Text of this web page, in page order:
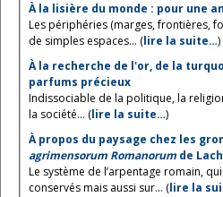
À la lisière du monde : pour une
Les périphéries (marges, frontières,
de simples espaces... (lire la suite…)
À la recherche de l'or, de la
parfums précieux
Indissociable de la politique, la
la société... (lire la suite…)
À propos du paysage chez les
agrimensorum Romanorum de
Le système de l’arpentage romain,
conservés mais aussi sur... (lire la